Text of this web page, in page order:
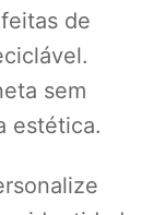
de
sem
estética.